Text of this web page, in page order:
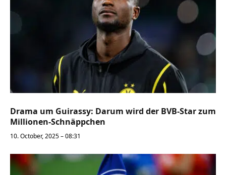
Drama um Guirassy: Darum wird der BVB-Star zum
Millionen-Schnäppchen
10. October, 2025 – 08:31